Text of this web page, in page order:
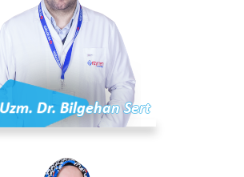
Uzm. Dr. Bilgehan Sert